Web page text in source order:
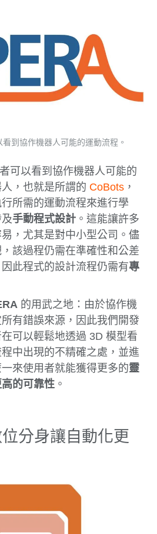
可以看到協作機器人可能的
，也就是所謂的 CoBots ，
所需的運動流程來進行學
手動程式設計 。這能讓許多
，尤其是對中小型公司。儘
該過程仍需在準確性和公差
此程式的設計流程仍需有專
的用武之地：由於協作機
有錯誤來源，因此我們開發
在可以輕鬆地透過 3D 模型看
中出現的不精確之處，並進
來使用者就能獲得更多的靈
的可靠性 。
到協作機器人可能的運動流程。
分身讓自動化更